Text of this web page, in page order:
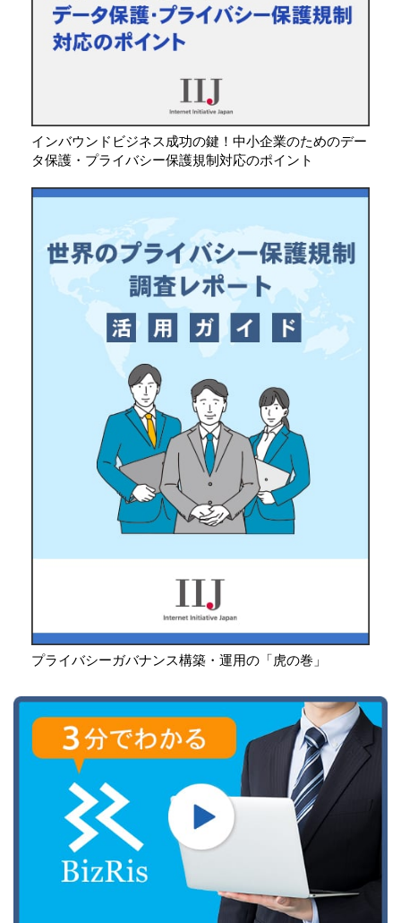
インバウンドビジネス成功の鍵！中小企業のためのデー
タ保護・プライバシー保護規制対応のポイント
プライバシーガバナンス構築・運用の「虎の巻」